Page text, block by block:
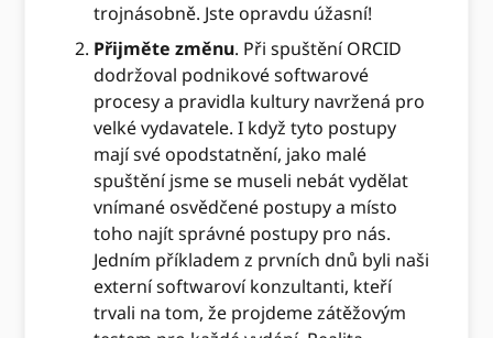
trojnásobně. Jste opravdu úžasní!
Přijměte změnu. Při spuštění ORCID
dodržoval podnikové softwarové
procesy a pravidla kultury navržená pro
velké vydavatele. I když tyto postupy
mají své opodstatnění, jako malé
spuštění jsme se museli nebát vydělat
vnímané osvědčené postupy a místo
toho najít správné postupy pro nás.
Jedním příkladem z prvních dnů byli naši
externí softwaroví konzultanti, kteří
trvali na tom, že projdeme zátěžovým